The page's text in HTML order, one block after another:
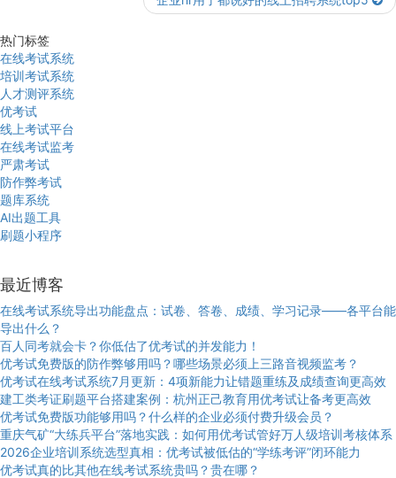
热门标签
在线考试系统
培训考试系统
人才测评系统
优考试
线上考试平台
在线考试监考
严肃考试
防作弊考试
题库系统
AI出题工具
刷题小程序
最近博客
在线考试系统导出功能盘点：试卷、答卷、成绩、学习记录——各平台能
导出什么？
百人同考就会卡？你低估了优考试的并发能力！
优考试免费版的防作弊够用吗？哪些场景必须上三路音视频监考？
优考试在线考试系统7月更新：4项新能力让错题重练及成绩查询更高效
建工类考证刷题平台搭建案例：杭州正己教育用优考试让备考更高效
优考试免费版功能够用吗？什么样的企业必须付费升级会员？
重庆气矿“大练兵平台”落地实践：如何用优考试管好万人级培训考核体系
2026企业培训系统选型真相：优考试被低估的“学练考评”闭环能力
优考试真的比其他在线考试系统贵吗？贵在哪？